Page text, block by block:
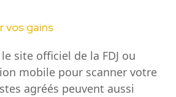
vos gains
site officiel de la FDJ ou
mobile pour scanner votre
agréés peuvent aussi